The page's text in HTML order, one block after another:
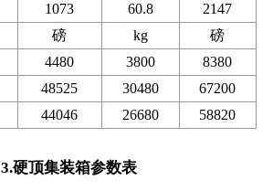
1073 60.8
2147
磅 kg
磅
4480 3800
8380
48525 30480
67200
44046 26680 58820
3.硬顶集装箱参数表